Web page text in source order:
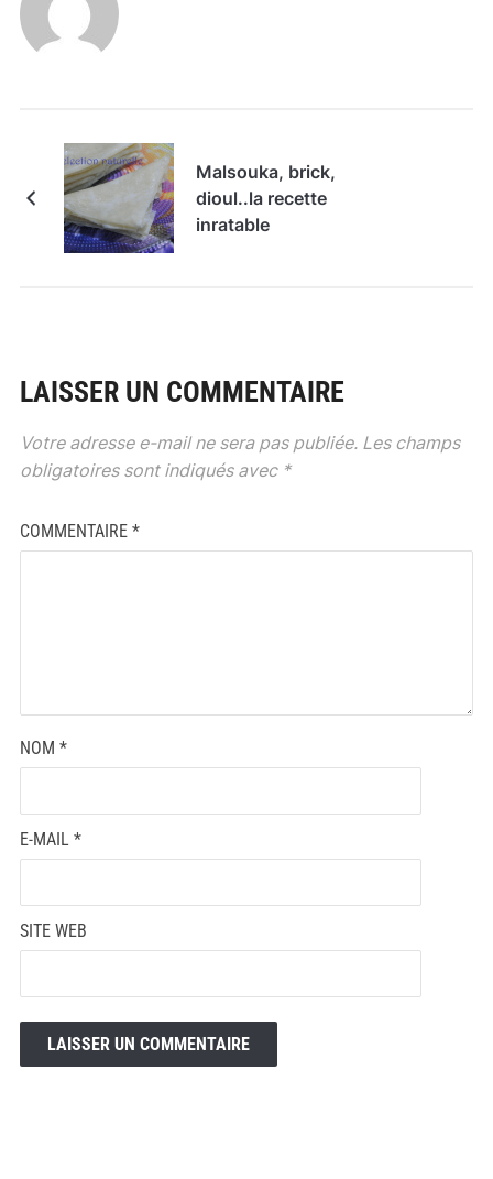
Malsouka, brick,
dioul..la recette
inratable
LAISSER UN COMMENTAIRE
Votre adresse e-mail ne sera pas publiée. Les champs
obligatoires sont indiqués avec *
COMMENTAIRE *
NOM *
E-MAIL *
SITE WEB